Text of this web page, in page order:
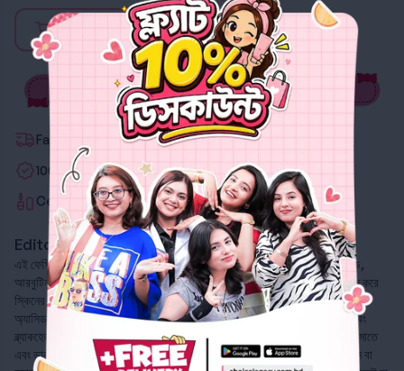
Out of stock
Fastest Delivery
100% Authentic
Certified Beauty Advisors
Editor's Note
এই ফেসিয়াল ক্রিমটি একটি মাল্টি-টাস্কিং স্কিনকেয়ার সলিউশন, যা স্যালিসিলিক অ্যাসিড,
আরবুটিন এবং অন্যান্য অ্যাক্টিভ ইনগ্রেডিয়েন্ট দিয়ে তৈরি। এর অ্যাকশন বিশেষভাবে কাজ করে
স্কিনের টেক্সচার ইম্প্রুভ করতে এবং একইসাথে কমপ্লেকশন ব্রাইট করতে। স্যালিসিলিক
অ্যাসিড স্কিনের গভীরে গিয়ে পোরস বা লোমকূপ পরিষ্কার করতে সাহায্য করে, যা ব্রন এবং
ব্ল্যাকহেডস নিয়ন্ত্রণে রাখতে দারুণ কার্যকরী। অন্যদিকে, আরবুটিন স্কিনের পিগমেন্টেশন কমাতে
এবং ডার্ক স্পট বা কালো দাগ হালকা করতে সাহায্য করে, যার ফলে স্কিন টোন আরও ইভেন বা